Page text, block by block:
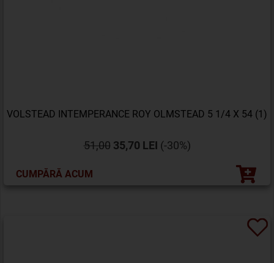
VOLSTEAD INTEMPERANCE ROY OLMSTEAD 5 1/4 X 54 (1)
51,00 35,70 LEI (-30%)
CUMPĂRĂ ACUM